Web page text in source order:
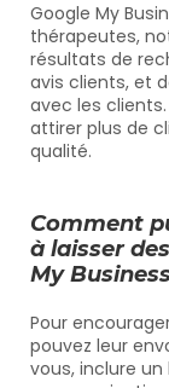
Google My
thérapeutes,
résultats de
avis clients, et
avec les
attirer plus de
qualité.
Comment
à laisser
My
Pour
pouvez leur
vous, inclure un